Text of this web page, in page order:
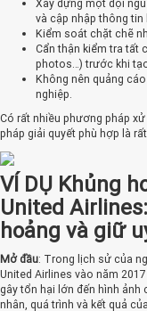
Xây dựng một đội
và cập nhập thông tin
Kiểm soát chặt chẽ
Cẩn thận kiểm tra tất
photos…) trước khi
Không nên quảng
nghiệp.
Có rất nhiều phương pháp
pháp giải quyết phù hợp là
VÍ DỤ Khủng
United
hoảng và giữ
Mở đầu: Trong lịch sử của
United Airlines vào năm
gây tổn hại lớn đến hình ảnh
nhân, quá trình và kết quả